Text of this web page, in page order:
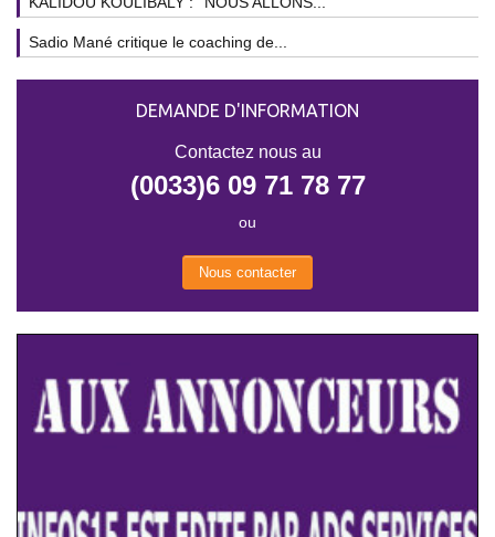
Sadio Mané critique le coaching de...
DEMANDE D'INFORMATION
Contactez nous au
(0033)6 09 71 78 77
ou
Nous contacter